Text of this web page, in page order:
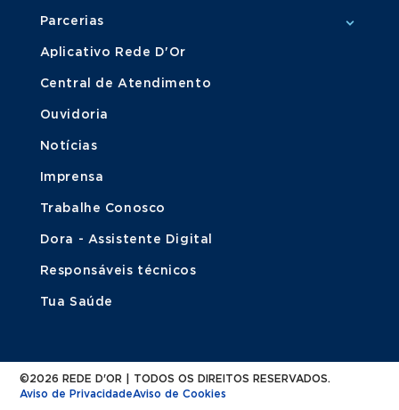
Parcerias
Aplicativo Rede D'Or
Central de Atendimento
Ouvidoria
Notícias
Imprensa
Trabalhe Conosco
Dora - Assistente Digital
Responsáveis técnicos
Tua Saúde
©2026 REDE D'OR | TODOS OS DIREITOS RESERVADOS.
Aviso de PrivacidadeAviso de Cookies